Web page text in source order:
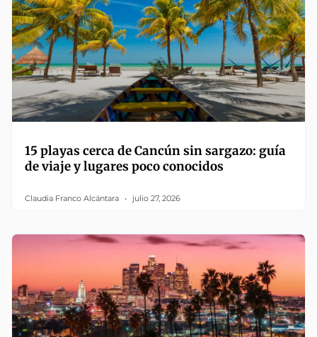
15 playas cerca de Cancún sin sargazo: guía
de viaje y lugares poco conocidos
Claudia Franco Alcántara julio 27, 2026